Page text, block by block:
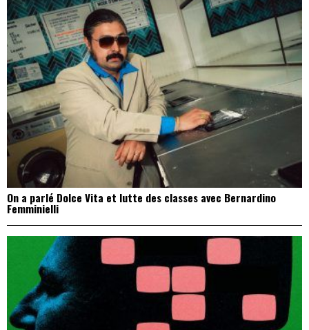
On a parlé Dolce Vita et lutte des classes avec Bernardino
Femminielli